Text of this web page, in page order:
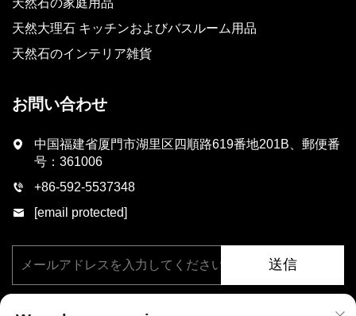
天然石の家庭用品
天然大理石 キッチンおよびバスルーム用品
天然石のインテリア雑貨
お問い合わせ
中国福建省厦門市湖里区四順路619番地201B、郵便番
号：361006
+86-592-5537348
[email protected]
送信